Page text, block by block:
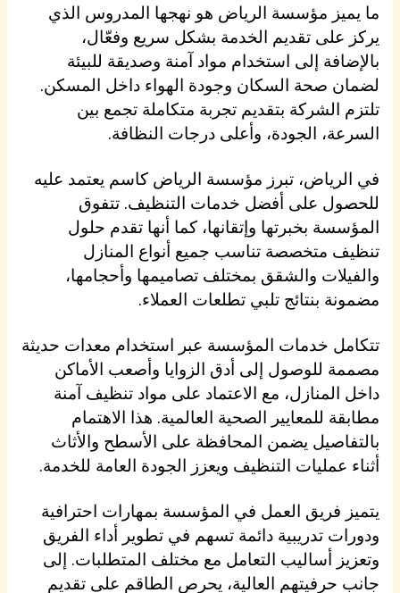
ما يميز مؤسسة الرياض هو نهجها المدروس الذي
يركز على تقديم الخدمة بشكل سريع وفعّال،
بالإضافة إلى استخدام مواد آمنة وصديقة للبيئة
لضمان صحة السكان وجودة الهواء داخل المسكن.
تلتزم الشركة بتقديم تجربة متكاملة تجمع بين
السرعة، الجودة، وأعلى درجات النظافة.
في الرياض، تبرز مؤسسة الرياض كاسم يعتمد عليه
للحصول على أفضل خدمات التنظيف. تتفوق
المؤسسة بخبرتها وإتقانها، كما أنها تقدم حلول
تنظيف متخصصة تناسب جميع أنواع المنازل
والفيلات والشقق بمختلف تصاميمها وأحجامها،
مضمونة بنتائج تلبي تطلعات العملاء.
تتكامل خدمات المؤسسة عبر استخدام معدات حديثة
مصممة للوصول إلى أدق الزوايا وأصعب الأماكن
داخل المنازل، مع الاعتماد على مواد تنظيف آمنة
مطابقة للمعايير الصحية العالمية. هذا الاهتمام
بالتفاصيل يضمن المحافظة على الأسطح والأثاث
أثناء عمليات التنظيف ويعزز الجودة العامة للخدمة.
يتميز فريق العمل في المؤسسة بمهارات احترافية
ودورات تدريبية دائمة تسهم في تطوير أداء الفريق
وتعزيز أساليب التعامل مع مختلف المتطلبات. إلى
جانب حرفيتهم العالية، يحرص الطاقم على تقديم